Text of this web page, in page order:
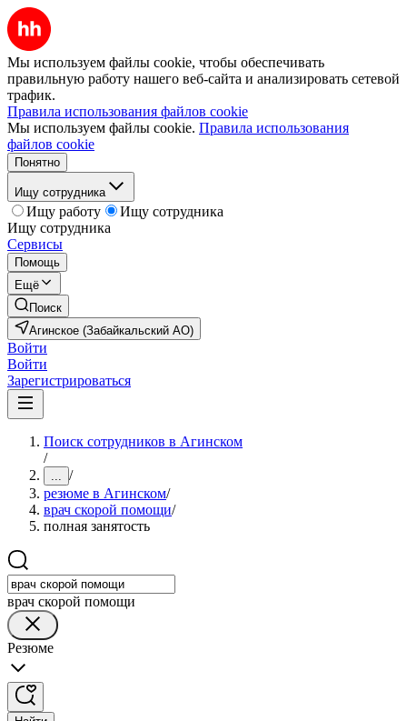
Мы используем файлы cookie, чтобы обеспечивать
правильную работу нашего веб-сайта и анализировать сетевой
трафик.
Правила использования файлов cookie
Мы используем файлы cookie. Правила использования
файлов cookie
Понятно
Ищу сотрудника
Ищу работу
Ищу сотрудника
Ищу сотрудника
Сервисы
Помощь
Ещё
Поиск
Агинское (Забайкальский АО)
Войти
Войти
Зарегистрироваться
Поиск сотрудников в Агинском
/
... /
резюме в Агинском/
врач скорой помощи/
полная занятость
врач скорой помощи
Резюме